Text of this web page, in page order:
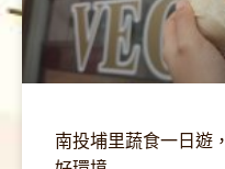
南投埔里蔬食一日遊